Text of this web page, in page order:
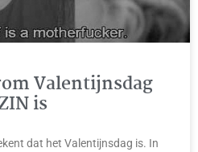
Valentijnsdag
is
dat het Valentijnsdag is. In